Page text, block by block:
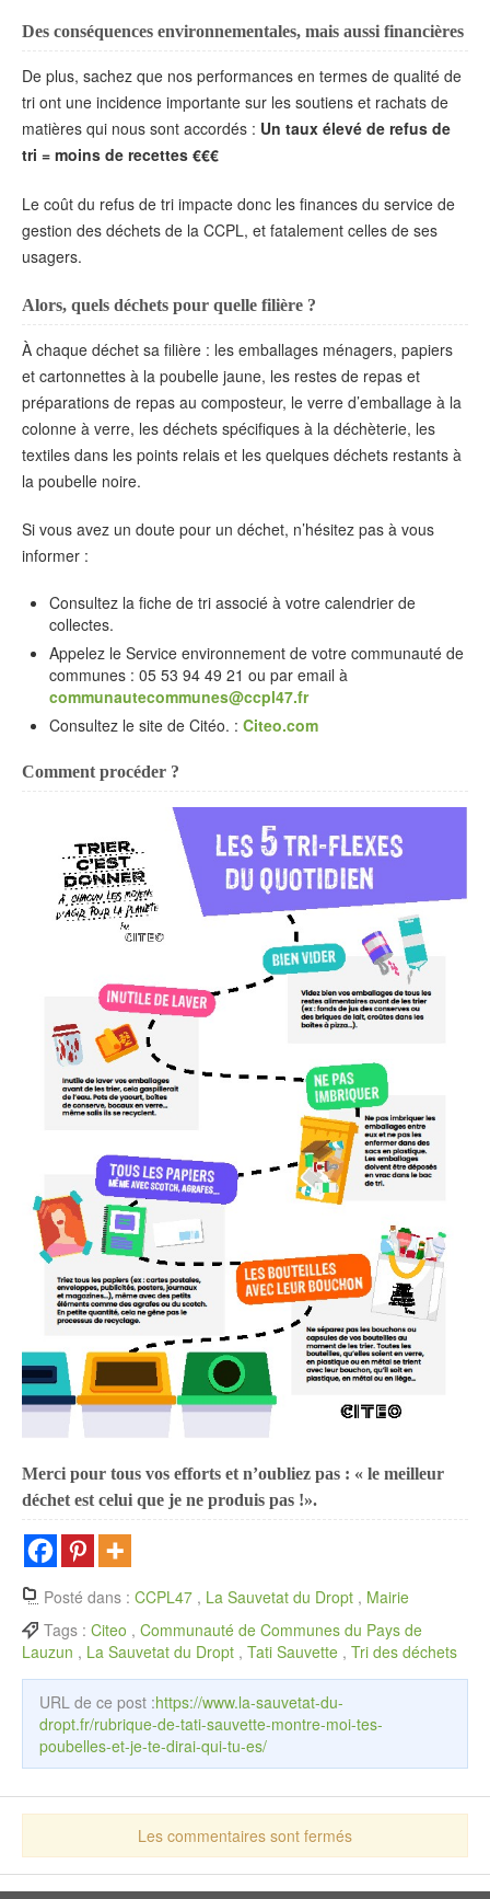
Des conséquences environnementales, mais aussi financières
De plus, sachez que nos performances en termes de qualité de
tri ont une incidence importante sur les soutiens et rachats de
matières qui nous sont accordés : Un taux élevé de refus de
tri = moins de recettes €€€
Le coût du refus de tri impacte donc les finances du service de
gestion des déchets de la CCPL, et fatalement celles de ses
usagers.
Alors, quels déchets pour quelle filière ?
À chaque déchet sa filière : les emballages ménagers, papiers
et cartonnettes à la poubelle jaune, les restes de repas et
préparations de repas au composteur, le verre d’emballage à la
colonne à verre, les déchets spécifiques à la déchèterie, les
textiles dans les points relais et les quelques déchets restants à
la poubelle noire.
Si vous avez un doute pour un déchet, n’hésitez pas à vous
informer :
Consultez la fiche de tri associé à votre calendrier de
collectes.
Appelez le Service environnement de votre communauté de
communes : 05 53 94 49 21 ou par email à
communautecommunes@ccpl47.fr
Consultez le site de Citéo. : Citeo.com
Comment procéder ?
Merci pour tous vos efforts et n’oubliez pas : « le meilleur
déchet est celui que je ne produis pas !».
Posté dans : CCPL47 , La Sauvetat du Dropt , Mairie
Tags : Citeo , Communauté de Communes du Pays de
Lauzun , La Sauvetat du Dropt , Tati Sauvette , Tri des déchets
URL de ce post :https://www.la-sauvetat-du-
dropt.fr/rubrique-de-tati-sauvette-montre-moi-tes-
poubelles-et-je-te-dirai-qui-tu-es/
Les commentaires sont fermés